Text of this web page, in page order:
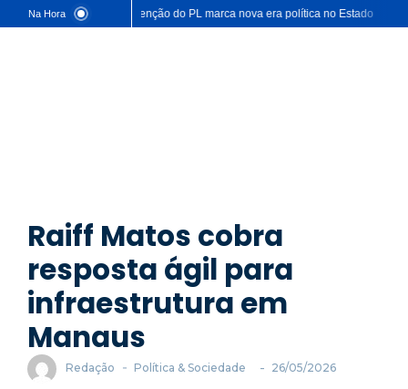
Na Hora Convenção do PL marca nova era política no Estado
Comunicação & Marketing
Raiff Matos cobra
resposta ágil para
infraestrutura em
Manaus
Redação - Política & Sociedade - 26/05/2026